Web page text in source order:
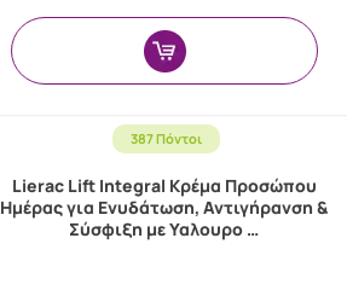
387 Πόντοι
Lierac Lift Integral Κρέμα Προσώπου
Ημέρας για Ενυδάτωση, Αντιγήρανση &
Σύσφιξη με Υαλουρο …